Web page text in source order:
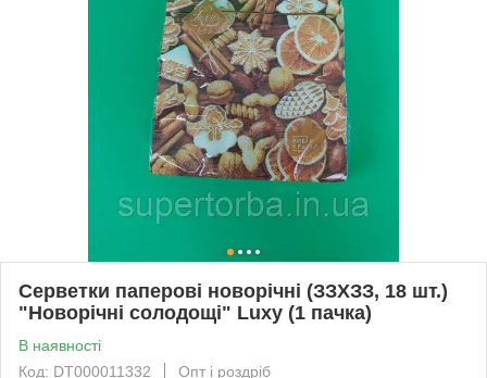
Серветки паперові новорічні (ЗЗХЗЗ, 18 шт.)
"Новорічні солодощі" Luxy (1 пачка)
В наявності
Код: DT000011332
Опт і роздріб